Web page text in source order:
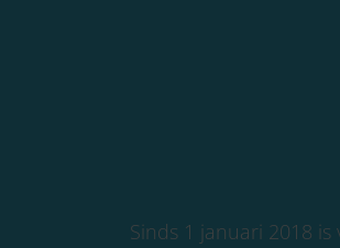
Sinds 1 januari 2018